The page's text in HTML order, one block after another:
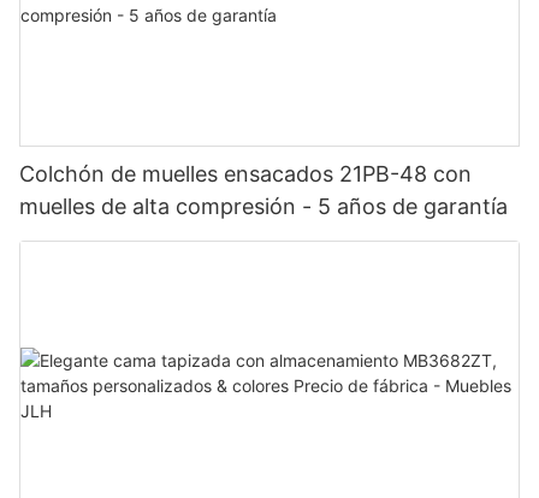
Colchón de muelles ensacados 21PB-48 con
muelles de alta compresión - 5 años de garantía